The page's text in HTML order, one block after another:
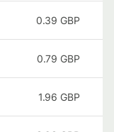
0.39 GBP
0.79 GBP
1.96 GBP